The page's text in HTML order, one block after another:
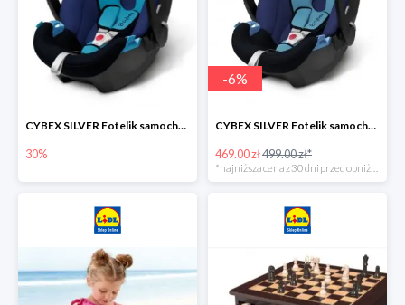
CYBEX SILVER Fotelik samochodowy -30%
30%
-6%
CYBEX SILVER Fotelik samochodowy + dostawa gratis!
469.00 zł499.00 zł*
*najniższa cena z 30 dni przed obniżką